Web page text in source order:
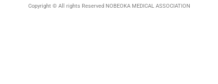
Copyright © All rights Reserved NOBEOKA MEDICAL ASSOCIATION